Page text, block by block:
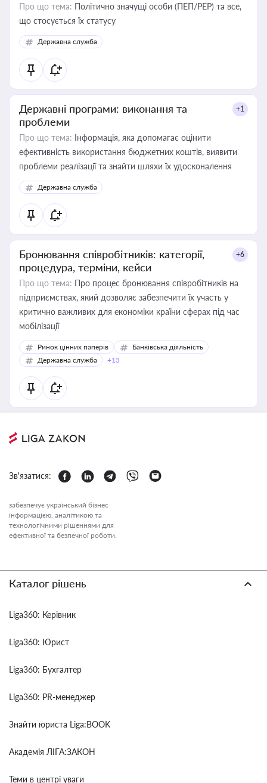
Про що тема: Політично значущі особи (ПЕП/PEP) та все,
що стосується їх статусу
Державна служба
Державні програми: виконання та
проблеми
+1
Про що тема: Інформація, яка допомагає оцінити
ефективність використання бюджетних коштів, виявити
проблеми реалізації та знайти шляхи їх удосконалення
Державна служба
Бронювання співробітників: категорії,
процедура, терміни, кейси
+6
Про що тема: Про процес бронювання співробітників на
підприємствах, який дозволяє забезпечити їх участь у
критично важливих для економіки країни сферах під час
мобілізації
Ринок цінних паперів
Банківська діяльність
Державна служба
+13
Зв'язатися:
забезпечує український бізнес
інформацією, аналітикою та
технологічними рішеннями для
ефективної та безпечної роботи.
Каталог рішень
Liga360: Керівник
Liga360: Юрист
Liga360: Бухгалтер
Liga360: PR-менеджер
Знайти юриста Liga:BOOK
Академія ЛІГА:ЗАКОН
Теми в центрі уваги